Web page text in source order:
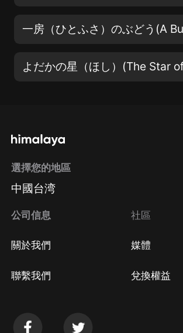
選擇您的地區
中國台湾
公司信息
關於我們
聯繫我們
社區
媒體
兌換權益